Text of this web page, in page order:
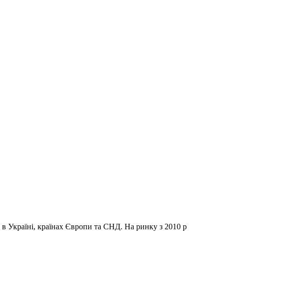
в Україні, країнах Європи та СНД. На ринку з 2010 р